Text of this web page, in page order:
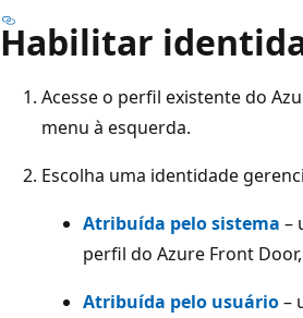
Habilitar
Acesse o perfil existente do
menu à esquerda.
Escolha uma identidade
Atribuída pelo sistema –
perfil do Azure Front
Atribuída pelo usuário–